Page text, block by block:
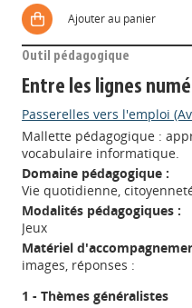
Ajouter au panier
Outil pédagogique
Entre les lignes
Passerelles vers l'emploi
Mallette pédagogique :
vocabulaire informatique.
Domaine pédagogique :
Vie quotidienne,
Modalités pédagogiques :
Jeux
Matériel
images, réponses :
1 - Thèmes généralistes